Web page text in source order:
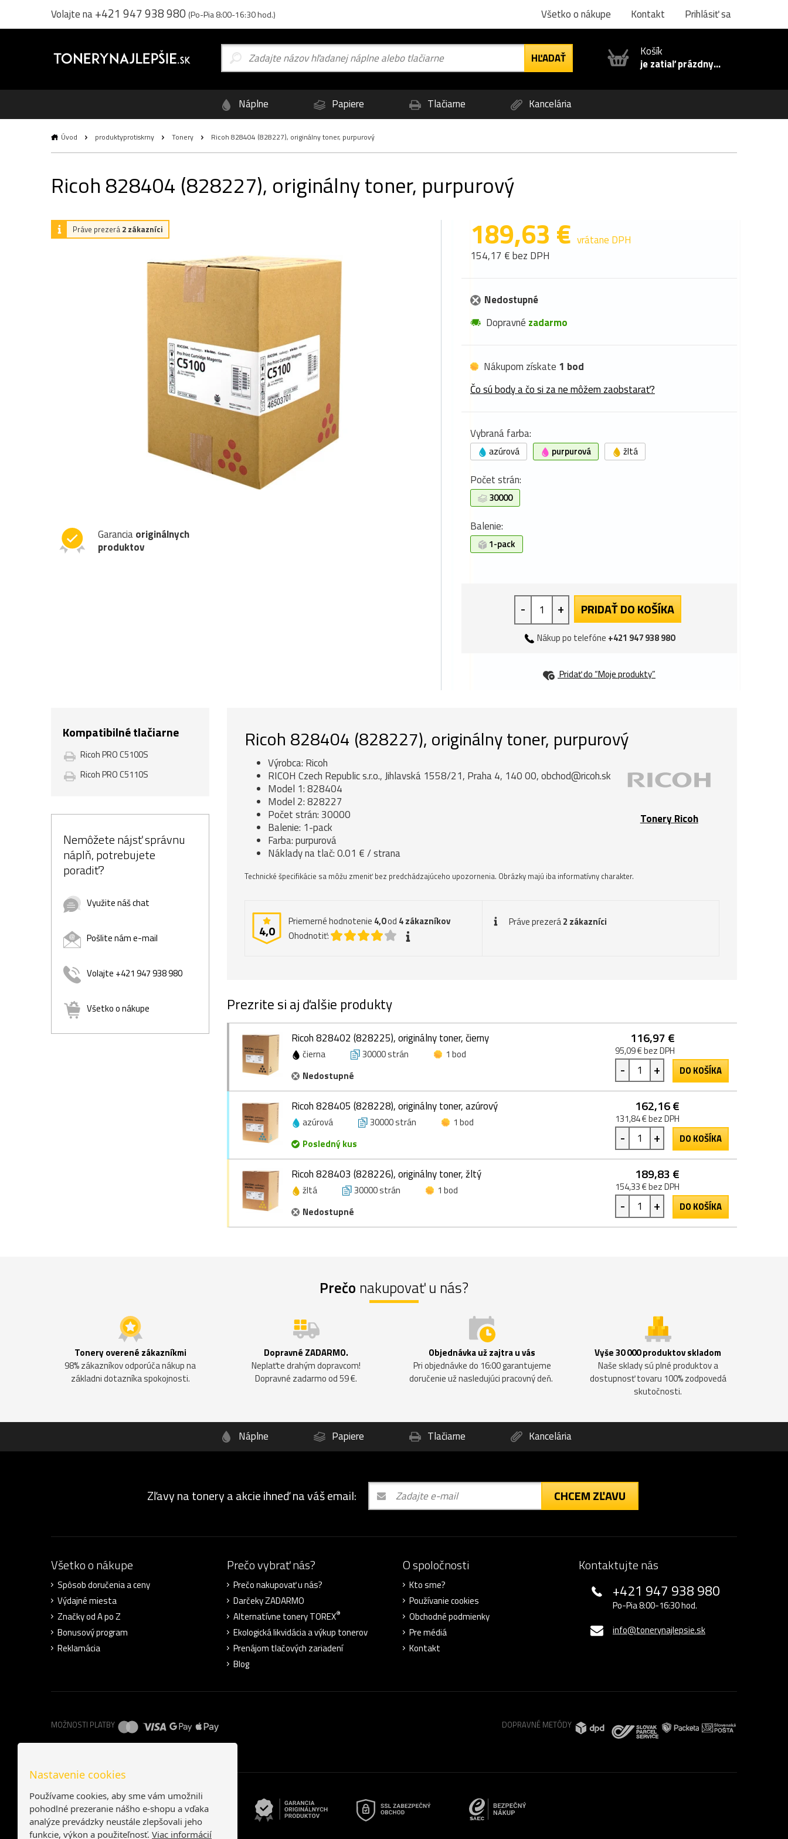
Volajte na+421 947 938 980 (Po-Pia 8:00-16:30 hod.) Všetko o nákupe Kontakt Prihlásiť sa
Košík
je zatiaľ prázdny...
Náplne Papiere Tlačiarne Kancelária
Úvod produktyprotiskrny Tonery Ricoh 828404 (828227), originálny toner, purpurový
Ricoh 828404 (828227), originálny toner, purpurový
Práve prezerá 2 zákazníci
Garanciaoriginálnych
produktov
189,63 € vrátane DPH
154,17 € bez DPH
Nedostupné
Dopravné zadarmo
Nákupom získate 1 bod
Čo sú body a čo si za ne môžem zaobstarať?
Vybraná farba:
azúrová purpurová žltá
Počet strán:
30000
Balenie:
1-pack
- + PRIDAŤ DO KOŠÍKA
Nákup po telefóne +421 947 938 980
Pridať do “Moje produkty”
Kompatibilné tlačiarne
Ricoh PRO C5100S
Ricoh PRO C5110S
Nemôžete nájsť správnu
náplň, potrebujete
poradiť?
Využite náš chat
Pošlite nám e-mail
Volajte +421 947 938 980
Všetko o nákupe
Ricoh 828404 (828227), originálny toner, purpurový
Tonery Ricoh
Výrobca: Ricoh
RICOH Czech Republic s.r.o., Jihlavská 1558/21, Praha 4, 140 00, obchod@ricoh.sk
Model 1: 828404
Model 2: 828227
Počet strán: 30000
Balenie: 1-pack
Farba: purpurová
Náklady na tlač: 0.01 € / strana
Technické špecifikácie sa môžu zmeniť bez predchádzajúceho upozornenia. Obrázky majú iba informatívny charakter.
4,0
Priemerné hodnotenie 4,0od 4zákazníkov
Ohodnotiť:
Práve prezerá2 zákazníci
Prezrite si aj ďalšie produkty
Ricoh 828402 (828225), originálny toner, čierny
čierna 30000 strán
1 bod
Nedostupné
116,97 €
95,09 € bez DPH
- + DO KOŠÍKA
Ricoh 828405 (828228), originálny toner, azúrový
azúrová 30000 strán
1 bod
Posledný kus
162,16 €
131,84 € bez DPH
- + DO KOŠÍKA
Ricoh 828403 (828226), originálny toner, žltý
žltá 30000 strán
1 bod
Nedostupné
189,83 €
154,33 € bez DPH
- + DO KOŠÍKA
Prečo nakupovať u nás?
Tonery overené zákazníkmi
98% zákazníkov odporúča nákup na
základni dotazníka spokojnosti.
Dopravné ZADARMO.
Neplaťte drahým dopravcom!
Dopravné zadarmo od 59 €.
Objednávka už zajtra u vás
Pri objednávke do 16:00 garantujeme
doručenie už nasledujúci pracovný deň.
Vyše 30 000 produktov skladom
Naše sklady sú plné produktov a
dostupnosť tovaru 100% zodpovedá
skutočnosti.
Náplne Papiere Tlačiarne Kancelária
Zľavy na tonery a akcie ihneď na váš email: CHCEM ZĽAVU
Všetko o nákupe
Spôsob doručenia a ceny
Výdajné miesta
Značky od A po Z
Bonusový program
Reklamácia
Prečo vybrať nás?
Prečo nakupovať u nás?
Darčeky ZADARMO
Alternatívne tonery TOREX®
Ekologická likvidácia a výkup tonerov
Prenájom tlačových zariadení
Blog
O spoločnosti
Kto sme?
Používanie cookies
Obchodné podmienky
Pre médiá
Kontakt
Kontaktujte nás
+421 947 938 980
Po-Pia 8:00-16:30 hod.
info@tonerynajlepsie.sk
MOŽNOSTI PLATBY DOPRAVNÉ METÓDY
Nastavenie cookies
Používame cookies, aby sme vám umožnili
pohodlné prezeranie nášho e-shopu a vďaka
analýze prevádzky neustále zlepšovali jeho
funkcie, výkon a použiteľnosť. Viac informácií